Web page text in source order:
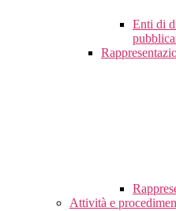
Enti di
Attività e